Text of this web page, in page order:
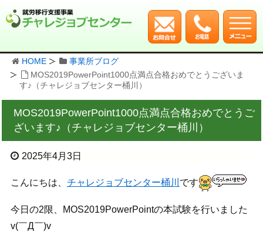
HOME
事業所ブログ
MOS2019PowerPoint1000点満点合格おめでとうございま
す♪（チャレジョブセンター桶川）
MOS2019PowerPoint1000点満点合格おめでとうご
ざいます♪（チャレジョブセンター桶川）
2025年4月3日
こんにちは、 チャレジョブセンター桶川 です
今日の2限、MOS2019PowerPointの本試験を行いました
v(￣Д￣)v